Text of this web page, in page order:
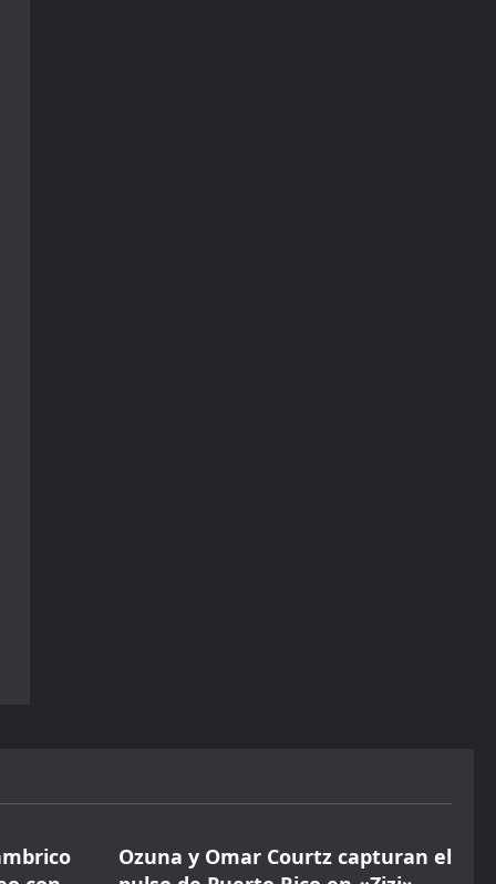
Ozuna y Omar Courtz capturan el